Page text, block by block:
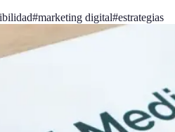
#marketing digital#estrategias